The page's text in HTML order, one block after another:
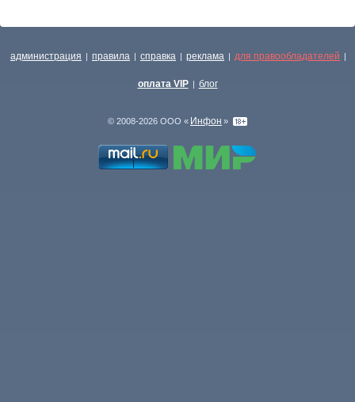
администрация | правила | справка | реклама | для правообладателей |
оплата VIP | блог
© 2008-2026 ООО « Инфон »